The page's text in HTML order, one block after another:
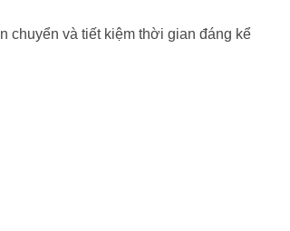
chuyển và tiết kiệm thời gian đáng kể